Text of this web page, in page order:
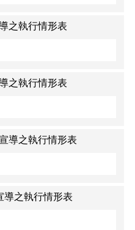
之執行情形表
之執行情形表
導之執行情形表
導之執行情形表